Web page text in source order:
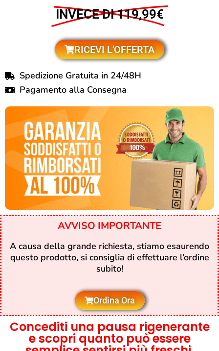
INVECE DI 119,99€
RICEVI L'OFFERTA
Spedizione Gratuita in 24/48H
Pagamento alla Consegna
AVVISO IMPORTANTE
A causa della grande richiesta, stiamo esaurendo
questo prodotto, si consiglia di effettuare l’ordine
subito!
Ordina Ora
Concediti una pausa rigenerante
e scopri quanto può essere